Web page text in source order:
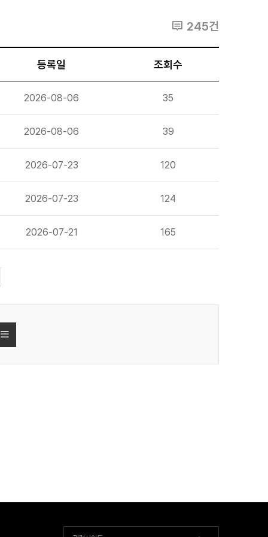
245건
등록일 조회수
2026-08-06 35
2026-08-06 39
2026-07-23 120
2026-07-23 124
2026-07-21 165